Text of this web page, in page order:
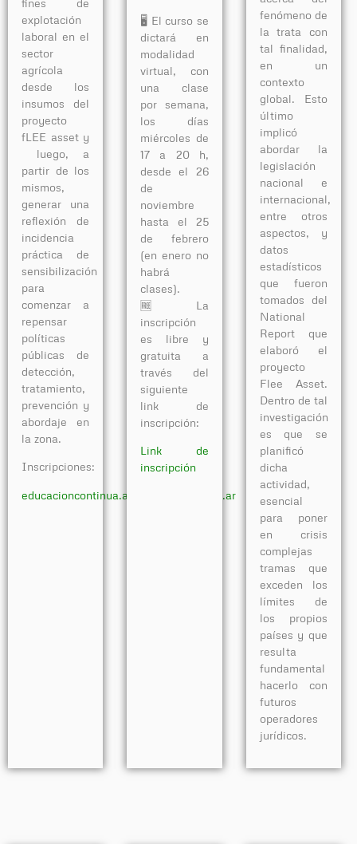
explotación
laboral en el
sector
agrícola
desde los
insumos del
proyecto
fLEE asset y
luego, a
partir de los
mismos,
generar una
reflexión de
incidencia
práctica de
sensibilización
para
comenzar a
repensar
políticas
públicas de
detección,
tratamiento,
prevención y
abordaje en
la zona.
Inscripciones:
educacioncontinua.atlantica@unrn.edu.ar
🖥️ El curso se
dictará en
modalidad
virtual, con
una clase
por semana,
los días
miércoles de
17 a 20 h,
desde el 26
de
noviembre
hasta el 25
de febrero
(en enero no
habrá
clases).
🆓 La
inscripción
es libre y
gratuita a
través del
siguiente
link de
inscripción:
Link de
inscripción
fenómeno de
la trata con
tal finalidad,
en un
contexto
global. Esto
último
implicó
abordar la
legislación
nacional e
internacional,
entre otros
aspectos, y
datos
estadísticos
que fueron
tomados del
National
Report que
elaboró el
proyecto
Flee Asset.
Dentro de tal
investigación
es que se
planificó
dicha
actividad,
esencial
para poner
en crisis
complejas
tramas que
exceden los
límites de
los propios
países y que
resulta
fundamental
hacerlo con
futuros
operadores
jurídicos.